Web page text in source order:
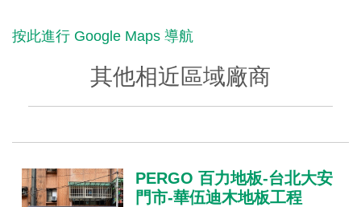
按此進行 Google Maps 導航
其他相近區域廠商
PERGO 百力地板-台北大安
門市-華伍迪木地板工程